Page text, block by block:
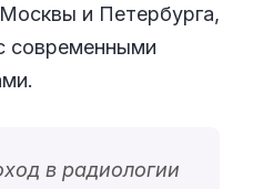
и Петербурга,
современными
в радиологии